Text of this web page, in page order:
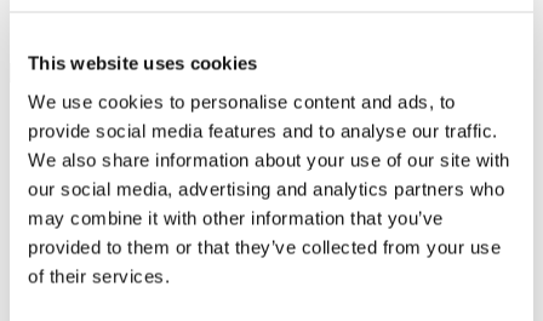
This website uses cookies
We use cookies to personalise content and ads, to
provide social media features and to analyse our traffic.
We also share information about your use of our site with
our social media, advertising and analytics partners who
may combine it with other information that you’ve
provided to them or that they’ve collected from your use
of their services.